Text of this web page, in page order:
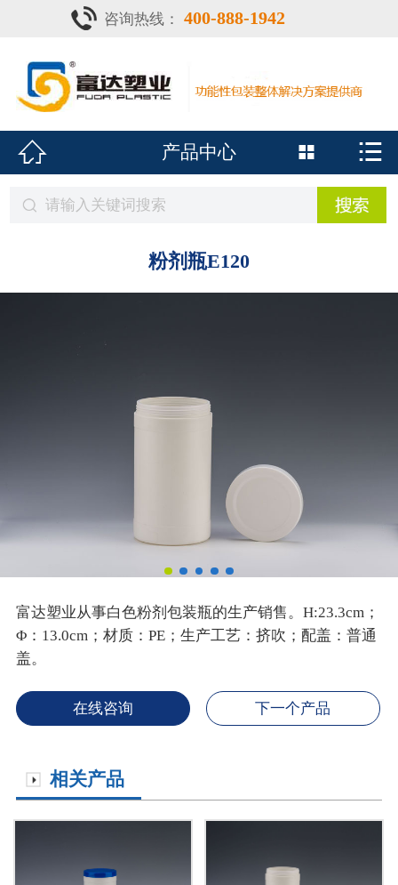
 首页
展会风采
咨询热线： 400-888-1942
 产品中心  
粉剂瓶E120
富达塑业从事白色粉剂包装瓶的生产销售。H:23.3cm；
Φ：13.0cm；材质：PE；生产工艺：挤吹；配盖：普通
盖。
在线咨询 下一个产品
相关产品